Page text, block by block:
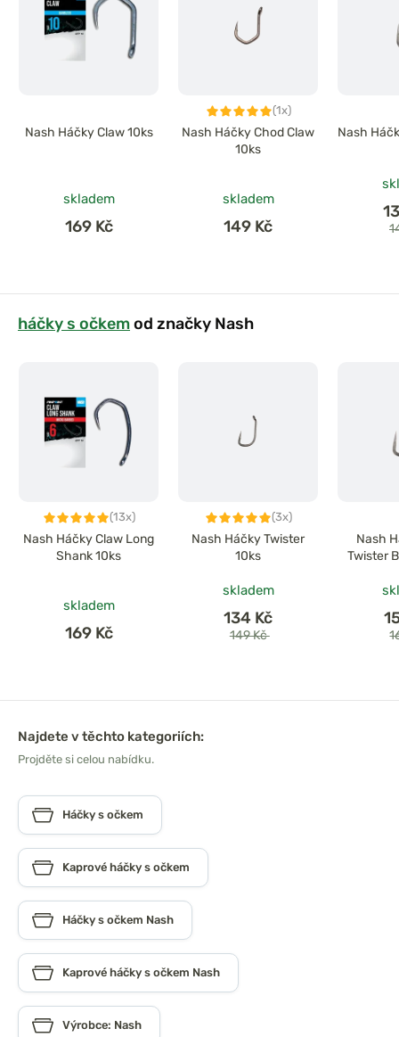
Nash Háčky Claw 10ks
skladem
169 Kč
(1x)
Nash Háčky Chod Claw
10ks
skladem
149 Kč
Nash
háčky s očkemod značky Nash
(13x)
Nash Háčky Claw Long
Shank 10ks
skladem
169 Kč
(3x)
Nash Háčky Twister
10ks
skladem
134 Kč
149 Kč
Nash
Twister
Najdete v těchto kategoriích:
Projděte si celou nabídku.
Háčky s očkem
Kaprové háčky s očkem
Háčky s očkem Nash
Kaprové háčky s očkem Nash
Výrobce: Nash